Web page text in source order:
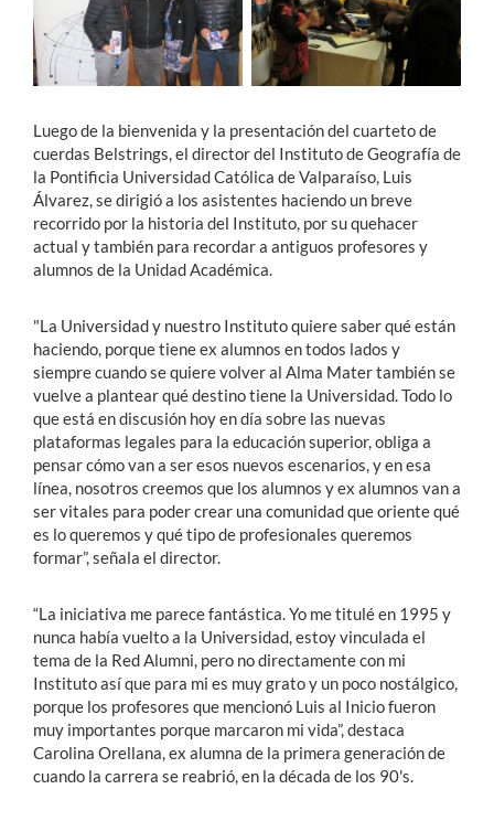
Luego de la bienvenida y la presentación del cuarteto de
cuerdas Belstrings, el director del Instituto de Geografía de
la Pontificia Universidad Católica de Valparaíso, Luis
Álvarez, se dirigió a los asistentes haciendo un breve
recorrido por la historia del Instituto, por su quehacer
actual y también para recordar a antiguos profesores y
alumnos de la Unidad Académica.
"La Universidad y nuestro Instituto quiere saber qué están
haciendo, porque tiene ex alumnos en todos lados y
siempre cuando se quiere volver al Alma Mater también se
vuelve a plantear qué destino tiene la Universidad. Todo lo
que está en discusión hoy en día sobre las nuevas
plataformas legales para la educación superior, obliga a
pensar cómo van a ser esos nuevos escenarios, y en esa
línea, nosotros creemos que los alumnos y ex alumnos van a
ser vitales para poder crear una comunidad que oriente qué
es lo queremos y qué tipo de profesionales queremos
formar”, señala el director.
“La iniciativa me parece fantástica. Yo me titulé en 1995 y
nunca había vuelto a la Universidad, estoy vinculada el
tema de la Red Alumni, pero no directamente con mi
Instituto así que para mi es muy grato y un poco nostálgico,
porque los profesores que mencionó Luis al Inicio fueron
muy importantes porque marcaron mi vida”, destaca
Carolina Orellana, ex alumna de la primera generación de
cuando la carrera se reabrió, en la década de los 90's.